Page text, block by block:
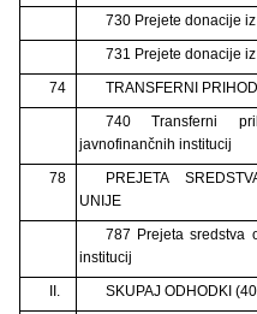
730 Prejete donacije
731 Prejete donacije
74
TRANSFERNI
740 Transferni
javnofinančnih institucij
78
PREJETA
UNIJE
787 Prejeta sredstva
institucij
II.
SKUPAJ ODHODKI